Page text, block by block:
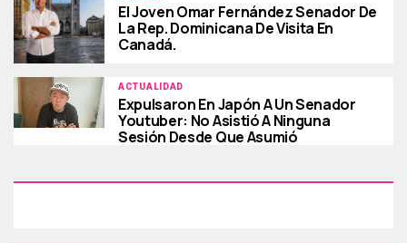
El Joven Omar Fernández Senador De
La Rep. Dominicana De Visita En
Canadá.
ACTUALIDAD
Expulsaron En Japón A Un Senador
Youtuber: No Asistió A Ninguna
Sesión Desde Que Asumió